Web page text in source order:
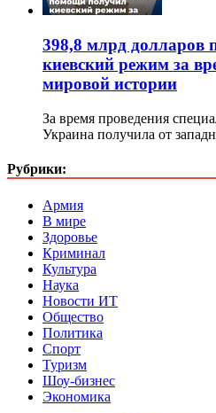
398,8 млрд долларов
киевский режим за
мировой истории
За время проведения
Украина получила от
Рубрики:
Армия
В мире
Здоровье
Криминал
Культура
Наука
Новости ИТ
Общество
Политика
Спорт
Туризм
Шоу-бизнес
Экономика